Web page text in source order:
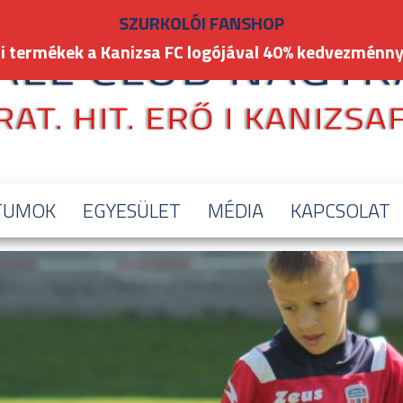
EGYESÜLET MÉDIA KAPCSOLAT
SZURKOLÓI FANSHOP
termékek a Kanizsa FC logójával 40%